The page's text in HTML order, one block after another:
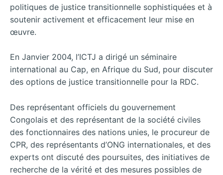
politiques de justice transitionnelle sophistiquées et à
soutenir activement et efficacement leur mise en
œuvre.
En Janvier 2004, l’ICTJ a dirigé un séminaire
international au Cap, en Afrique du Sud, pour discuter
des options de justice transitionnelle pour la RDC.
Des représentant officiels du gouvernement
Congolais et des représentant de la société civiles
des fonctionnaires des nations unies, le procureur de
CPR, des représentants d’ONG internationales, et des
experts ont discuté des poursuites, des initiatives de
recherche de la vérité et des mesures possibles de